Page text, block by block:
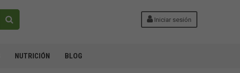
Iniciar sesión
NUTRICIÓN BLOG